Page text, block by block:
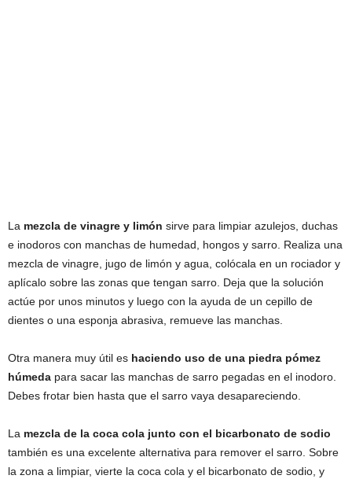
La mezcla de vinagre y limón sirve para limpiar azulejos, duchas
e inodoros con manchas de humedad, hongos y sarro. Realiza una
mezcla de vinagre, jugo de limón y agua, colócala en un rociador y
aplícalo sobre las zonas que tengan sarro. Deja que la solución
actúe por unos minutos y luego con la ayuda de un cepillo de
dientes o una esponja abrasiva, remueve las manchas.
Otra manera muy útil es haciendo uso de una piedra pómez
húmeda para sacar las manchas de sarro pegadas en el inodoro.
Debes frotar bien hasta que el sarro vaya desapareciendo.
La mezcla de la coca cola junto con el bicarbonato de sodio
también es una excelente alternativa para remover el sarro. Sobre
la zona a limpiar, vierte la coca cola y el bicarbonato de sodio, y